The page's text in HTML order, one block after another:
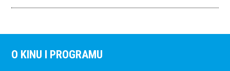
O KINU I PROGRAMU